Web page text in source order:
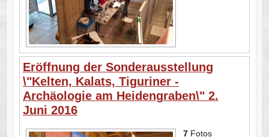
Eröffnung der Sonderausstellung
\"Kelten, Kalats, Tiguriner -
Archäologie am Heidengraben\" 2.
Juni 2016
7Fotos